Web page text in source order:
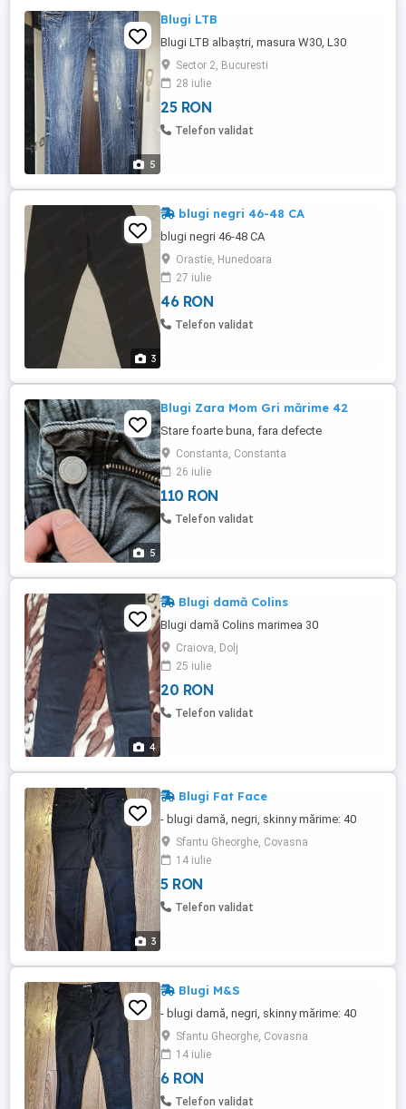
5
Blugi LTB
Blugi LTB albaștri, masura W30, L30
Sector 2, Bucuresti
28 iulie
25 RON
Telefon validat
3
blugi negri 46-48 CA
blugi negri 46-48 CA
Orastie, Hunedoara
27 iulie
46 RON
Telefon validat
5
Blugi Zara Mom Gri mărime 42
Stare foarte buna, fara defecte
Constanta, Constanta
26 iulie
110 RON
Telefon validat
4
Blugi damă Colins
Blugi damă Colins marimea 30
Craiova, Dolj
25 iulie
20 RON
Telefon validat
3
Blugi Fat Face
- blugi damă, negri, skinny mărime: 40
Sfantu Gheorghe, Covasna
14 iulie
5 RON
Telefon validat
Blugi M&S
- blugi damă, negri, skinny mărime: 40
Sfantu Gheorghe, Covasna
14 iulie
6 RON
Telefon validat